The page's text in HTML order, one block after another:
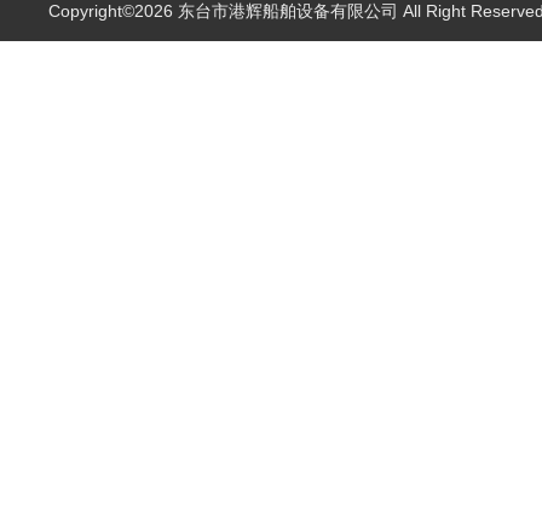
Copyright©2026 东台市港辉船舶设备有限公司 All Right